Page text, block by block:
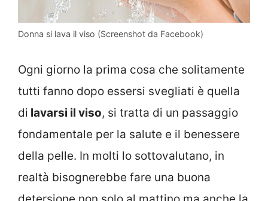
Donna si lava il viso (Screenshot da Facebook)
Ogni giorno la prima cosa che solitamente
tutti fanno dopo essersi svegliati è quella
di lavarsi il viso, si tratta di un passaggio
fondamentale per la salute e il benessere
della pelle. In molti lo sottovalutano, in
realtà bisognerebbe fare una buona